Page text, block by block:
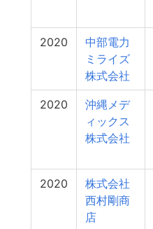
2020
中部電力
ミライズ
株式会社
2020
沖縄メデ
ィックス
株式会社
2020
株式会社
西村剛商
店